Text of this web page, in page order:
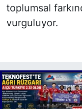
toplumsal
vurguluyor.